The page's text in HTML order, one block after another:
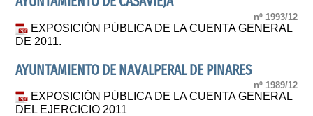
nº 1993/12
EXPOSICIÓN PÚBLICA DE LA CUENTA GENERAL
DE 2011.
AYUNTAMIENTO DE NAVALPERAL DE PINARES
nº 1989/12
EXPOSICIÓN PÚBLICA DE LA CUENTA GENERAL
DEL EJERCICIO 2011